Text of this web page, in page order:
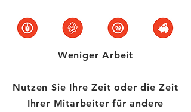
Weniger Arbeit
Nutzen Sie Ihre Zeit oder die Zeit
Ihrer Mitarbeiter für andere